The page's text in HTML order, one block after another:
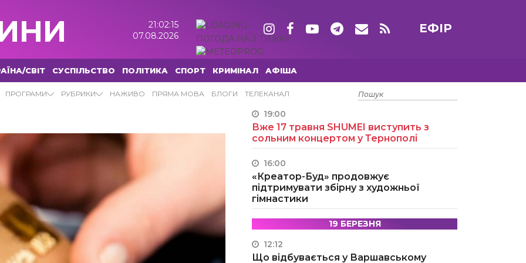
21:02:16
07.08.2026
ПОГОДА НА 2 ТИЖНІ
ЕФІР
СВІТ СУСПІЛЬСТВО ПОЛІТИКА СПОРТ КРИМІНАЛ АФІША
ПРОГРАМИ РУБРИКИ НАЖИВО ПРЯМА МОВА БЛОГИ ТЕЛЕКАНАЛ
15 ТРАВНЯ
19:00
Вже 17 травня SHUMEI виступить з
сольним концертом у Тернополі
16:00
«Креатор-Буд» продовжує
підтримувати збірну з художньої
гімнастики
19 БЕРЕЗНЯ
12:12
Що відбувається у Варшавському